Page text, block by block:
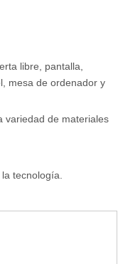
libre, pantalla,
mesa de ordenador y
variedad de materiales
tecnología.